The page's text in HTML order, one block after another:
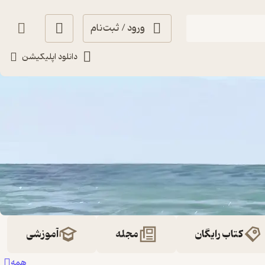
ورود / ثبت‌نام
دانلود اپلیکیشن
کتاب رایگان مجله آموزشی